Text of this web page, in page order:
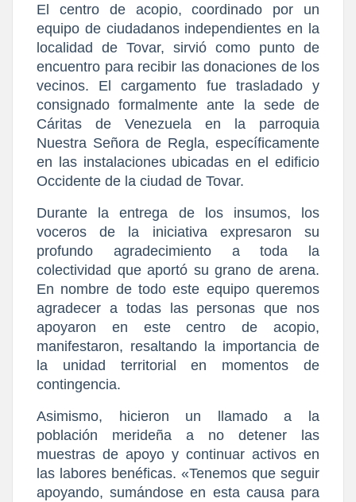
​El centro de acopio, coordinado por un
equipo de ciudadanos independientes en la
localidad de Tovar, sirvió como punto de
encuentro para recibir las donaciones de los
vecinos. El cargamento fue trasladado y
consignado formalmente ante la sede de
Cáritas de Venezuela en la parroquia
Nuestra Señora de Regla, específicamente
en las instalaciones ubicadas en el edificio
Occidente de la ciudad de Tovar.
​Durante la entrega de los insumos, los
voceros de la iniciativa expresaron su
profundo agradecimiento a toda la
colectividad que aportó su grano de arena.
En nombre de todo este equipo queremos
agradecer a todas las personas que nos
apoyaron en este centro de acopio,
manifestaron, resaltando la importancia de
la unidad territorial en momentos de
contingencia.
​Asimismo, hicieron un llamado a la
población merideña a no detener las
muestras de apoyo y continuar activos en
las labores benéficas. «Tenemos que seguir
apoyando, sumándose en esta causa para